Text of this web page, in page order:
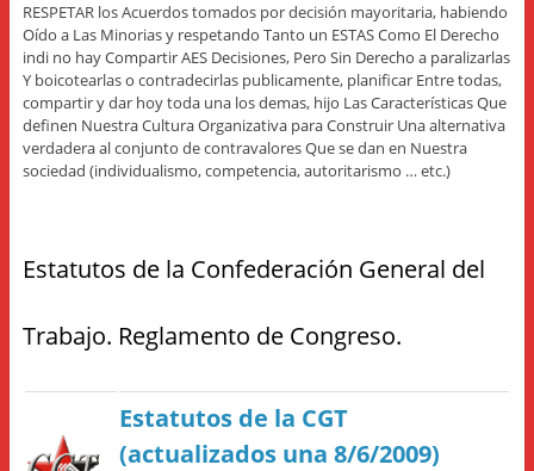
RESPETAR los Acuerdos tomados por decisión mayoritaria, habiendo
Oído a Las Minorias y respetando Tanto un ESTAS Como El Derecho
indi no hay Compartir AES Decisiones, Pero Sin Derecho a paralizarlas
Y boicotearlas o contradecirlas publicamente, planificar Entre todas,
compartir y dar hoy toda una los demas, hijo Las Características Que
definen Nuestra Cultura Organizativa para Construir Una alternativa
verdadera al conjunto de contravalores Que se dan en Nuestra
sociedad (individualismo, competencia, autoritarismo … etc.)
Estatutos de la Confederación General del
Trabajo. Reglamento de Congreso.
Estatutos de la CGT
(actualizados una 8/6/2009)